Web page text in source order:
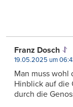
Franz Dosch
19.05.2025 um
Man muss wohl
Hinblick auf die
durch die